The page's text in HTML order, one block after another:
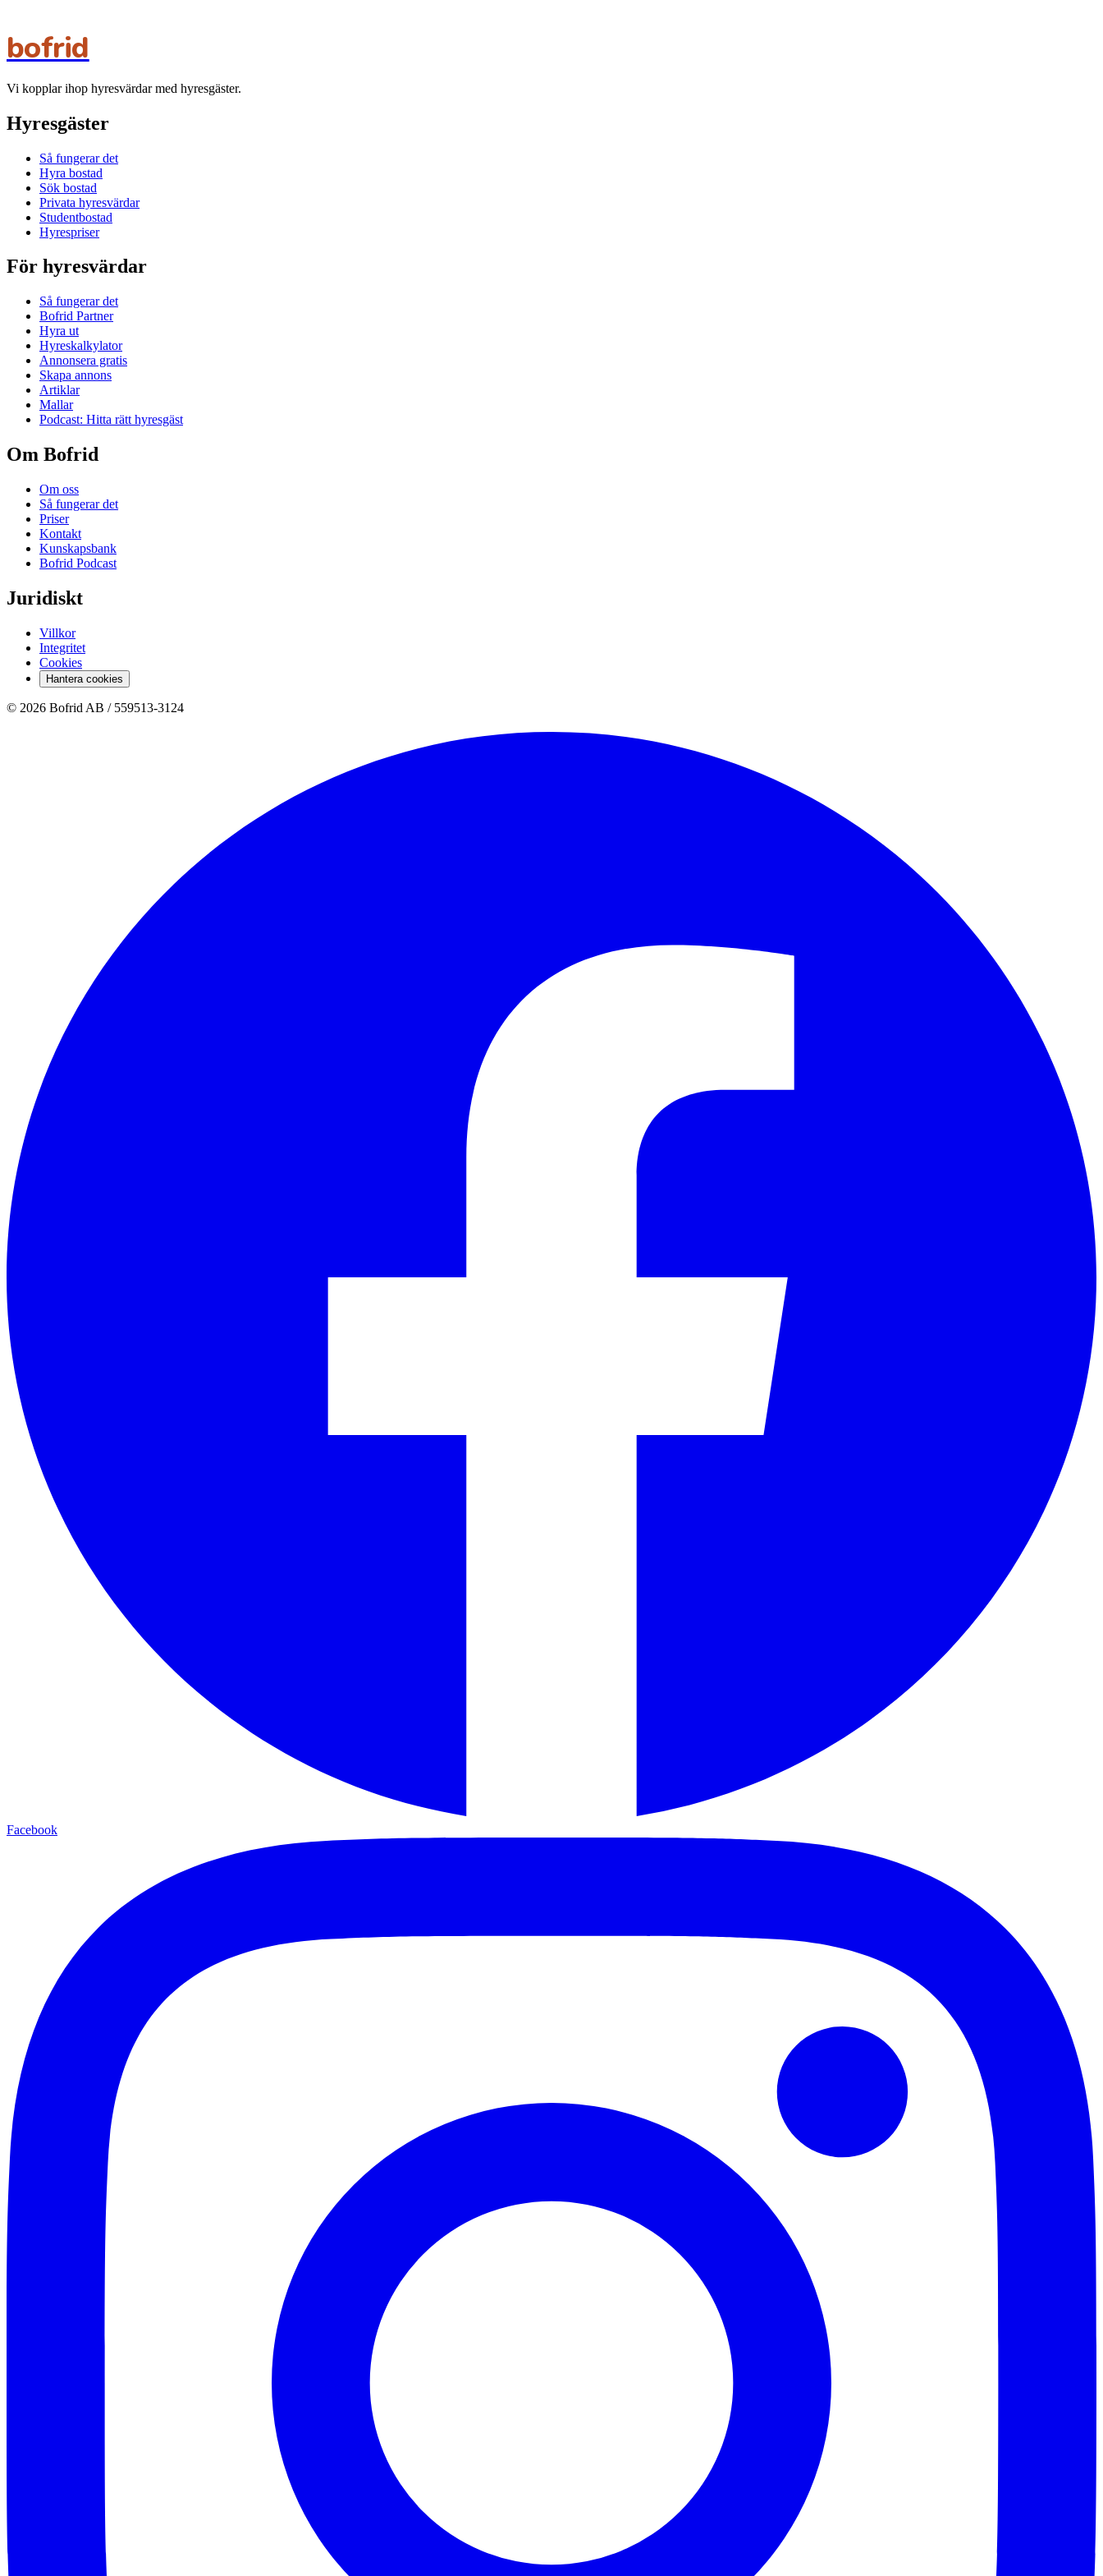
bofrid
Vi kopplar ihop hyresvärdar med hyresgäster.
Hyresgäster
Så fungerar det
Hyra bostad
Sök bostad
Privata hyresvärdar
Studentbostad
Hyrespriser
För hyresvärdar
Så fungerar det
Bofrid Partner
Hyra ut
Hyreskalkylator
Annonsera gratis
Skapa annons
Artiklar
Mallar
Podcast: Hitta rätt hyresgäst
Om Bofrid
Om oss
Så fungerar det
Priser
Kontakt
Kunskapsbank
Bofrid Podcast
Juridiskt
Villkor
Integritet
Cookies
Hantera cookies
© 2026 Bofrid AB / 559513-3124
Facebook